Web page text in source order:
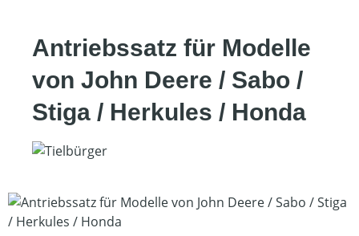
Antriebssatz für Modelle
von John Deere / Sabo /
Stiga / Herkules / Honda
Bildergalerie überspringen